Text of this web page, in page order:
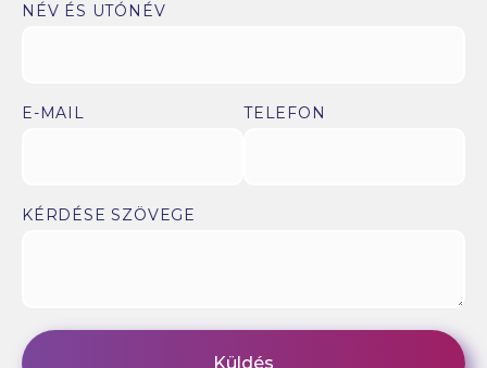
NÉV ÉS UTÓNÉV
E-MAIL TELEFON
KÉRDÉSE SZÖVEGE